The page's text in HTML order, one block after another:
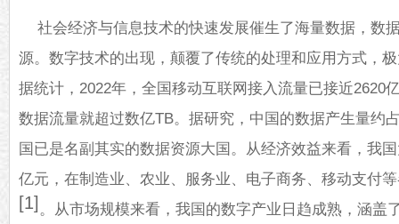
社会经济与信息技术的快速发展催生了海量数据，数
源。数字技术的出现，颠覆了传统的处理和应用方式，
据统计，2022年，全国移动互联网接入流量已接近2620
数据流量就超过数亿TB。据研究，中国的数据产生量约
国已是名副其实的数据资源大国。从经济效益来看，我
亿元，在制造业、农业、服务业、电子商务、移动支付
[1] 。从市场规模来看，我国的数字产业日趋成熟，涵盖